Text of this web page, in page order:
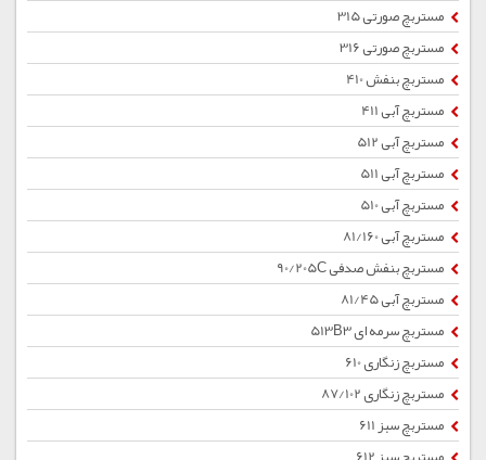
مستربچ صورتی 315
مستربچ صورتی 316
مستربچ بنفش 410
مستربچ آبی 411
مستربچ آبی 512
مستربچ آبی 511
مستربچ آبی 510
مستربچ آبی 81/160
مستربچ بنفش صدفی 90/205C
مستربچ آبی 81/45
مستربچ سرمه ای 513B3
مستربچ زنگاری 610
مستربچ زنگاری 87/102
مستربچ سبز 611